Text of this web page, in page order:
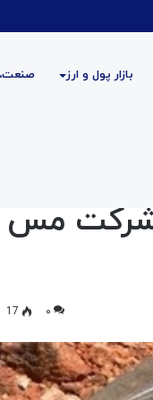
بازار پول و ارز
شرکت
۰ 17